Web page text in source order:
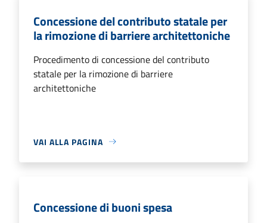
Concessione del contributo statale per
la rimozione di barriere architettoniche
Procedimento di concessione del contributo
statale per la rimozione di barriere
architettoniche
VAI ALLA PAGINA
Concessione di buoni spesa